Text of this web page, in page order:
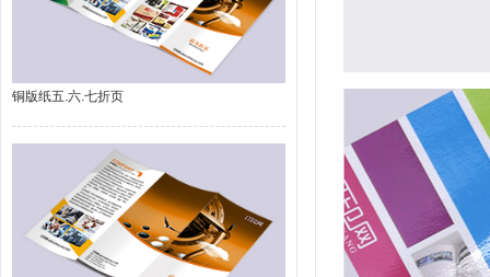
铜版纸五.六.七折页